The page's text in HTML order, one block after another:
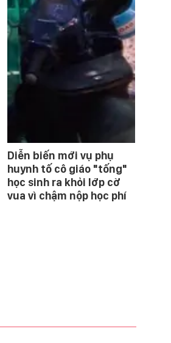
Diễn biến mới vụ phụ
huynh tố cô giáo "tống"
học sinh ra khỏi lớp cờ
vua vì chậm nộp học phí